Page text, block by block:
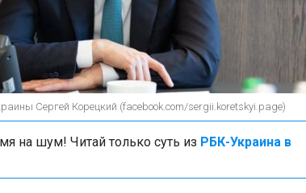
Сергей Корецкий (facebook.com/sergii.koretskyi.page)
на шум! Читай только суть из РБК-Украина в